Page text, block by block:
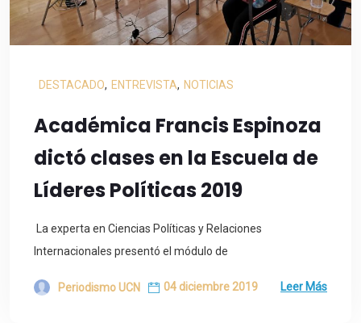
DESTACADO, ENTREVISTA, NOTICIAS
Académica Francis Espinoza
dictó clases en la Escuela de
Líderes Políticas 2019
La experta en Ciencias Políticas y Relaciones
Internacionales presentó el módulo de
Periodismo UCN 04 diciembre 2019 Leer Más